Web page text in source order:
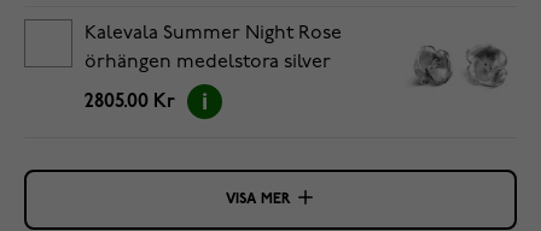
Kalevala Summer Night Rose
örhängen medelstora silver
261000701T
2805.00 Kr
VISA MER